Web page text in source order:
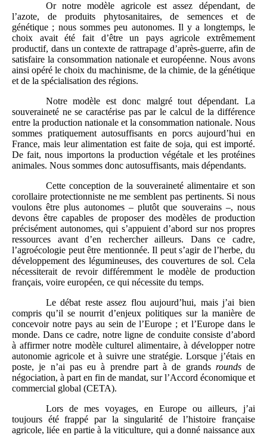
Or notre modèle agricole est assez dépendant, de
l’azote, de produits phytosanitaires, de semences et de
génétique ; nous sommes peu autonomes. Il y a longtemps, le
choix avait été fait d’être un pays agricole extrêmement
productif, dans un contexte de rattrapage d’après-guerre, afin de
satisfaire la consommation nationale et européenne. Nous avons
ainsi opéré le choix du machinisme, de la chimie, de la génétique
et de la spécialisation des régions.
Notre modèle est donc malgré tout dépendant. La
souveraineté ne se caractérise pas par le calcul de la différence
entre la production nationale et la consommation nationale. Nous
sommes pratiquement autosuffisants en porcs aujourd’hui en
France, mais leur alimentation est faite de soja, qui est importé.
De fait, nous importons la production végétale et les protéines
animales. Nous sommes donc autosuffisants, mais dépendants.
Cette conception de la souveraineté alimentaire et son
corollaire protectionniste ne me semblent pas pertinents. Si nous
voulons être plus autonomes – plutôt que souverains –, nous
devons être capables de proposer des modèles de production
précisément autonomes, qui s’appuient d’abord sur nos propres
ressources avant d’en rechercher ailleurs. Dans ce cadre,
l’agroécologie peut être mentionnée. Il peut s’agir de l’herbe, du
développement des légumineuses, des couvertures de sol. Cela
nécessiterait de revoir différemment le modèle de production
français, voire européen, ce qui nécessite du temps.
Le débat reste assez flou aujourd’hui, mais j’ai bien
compris qu’il se nourrit d’enjeux politiques sur la manière de
concevoir notre pays au sein de l’Europe ; et l’Europe dans le
monde. Dans ce cadre, notre ligne de conduite consiste d’abord
à affirmer notre modèle culturel alimentaire, à développer notre
autonomie agricole et à suivre une stratégie. Lorsque j’étais en
poste, je n’ai pas eu à prendre part à de grands roundsde
négociation, à part en fin de mandat, sur l’Accord économique et
commercial global (CETA).
Lors de mes voyages, en Europe ou ailleurs, j’ai
toujours été frappé par la singularité de l’histoire française
agricole, liée en partie à la viticulture, qui a donné naissance aux